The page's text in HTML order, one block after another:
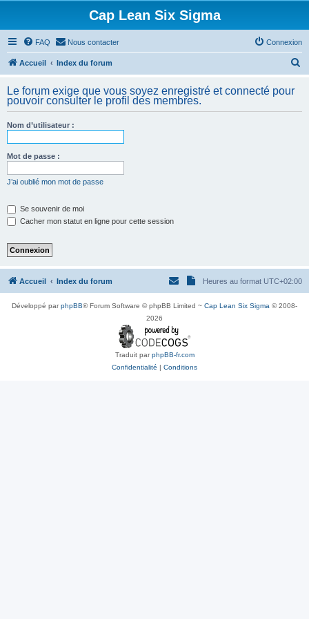
Cap Lean Six Sigma
FAQ Nous contacter Connexion
Accueil Index du forum
h
Le forum exige que vous soyez enregistré et connecté pour
pouvoir consulter le profil des membres.
Nom d’utilisateur :
Mot de passe :
J’ai oublié mon mot de passe
Se souvenir de moi
Cacher mon statut en ligne pour cette session
Accueil Index du forum Heures au format UTC+02:00
Développé parphpBB® Forum Software © phpBB Limited ~ Cap Lean Six Sigma © 2008-
2026
Traduit parphpBB-fr.com
Confidentialité | Conditions